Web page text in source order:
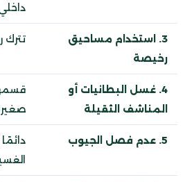
3. استخدام مساحيق
رخيصة
تترك
4. غسل البطانيات أو
المناشف الثقيلة
5. عدم فصل الجيوب